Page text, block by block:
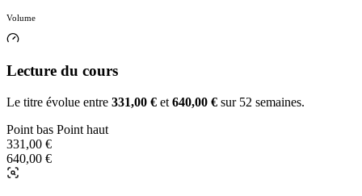
Volume
Lecture du cours
Le titre évolue entre 331,00 € et 640,00 € sur 52 semaines.
Point bas Point haut
331,00 €
640,00 €